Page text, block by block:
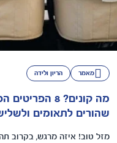
מאמר הריון ולידה
מה קונים? 8
שהורים לתאומים
מזל טוב! איזה מרגש, בקרוב